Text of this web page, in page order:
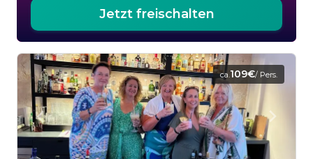
Jetzt freischalten
ca.109€/ Pers.